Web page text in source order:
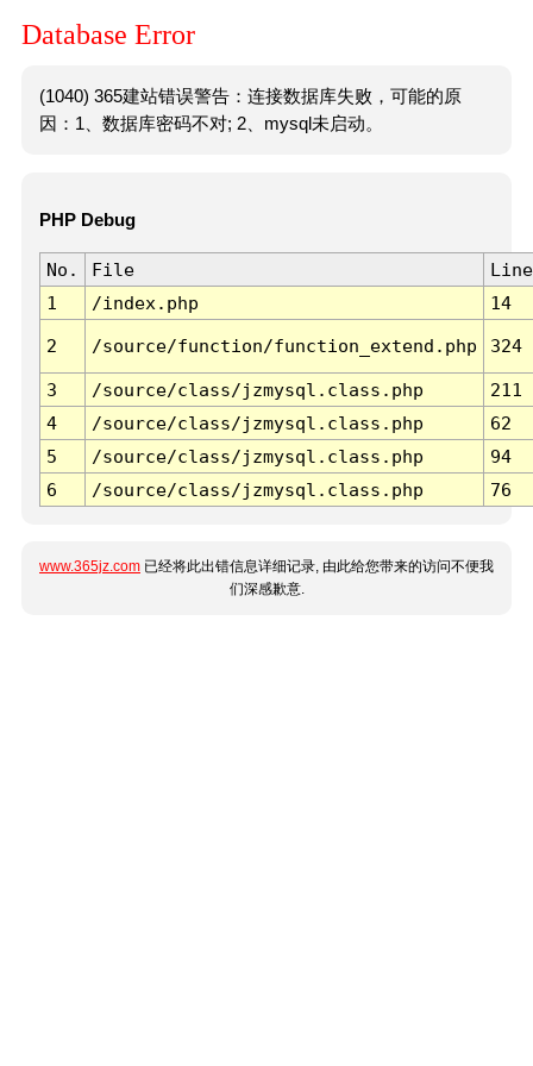
Database Error
(1040) 365建站错误警告：连接数据库失败，可能的原
因：1、数据库密码不对; 2、mysql未启动。
PHP Debug
No. File
Line
1
/index.php 14
2 /source/function/function_extend.php 324
3 /source/class/jzmysql.class.php
211
4
/source/class/jzmysql.class.php
62
5
/source/class/jzmysql.class.php
94
6
/source/class/jzmysql.class.php 76
www.365jz.com 已经将此出错信息详细记录, 由此给您带来的访问不便我
们深感歉意.